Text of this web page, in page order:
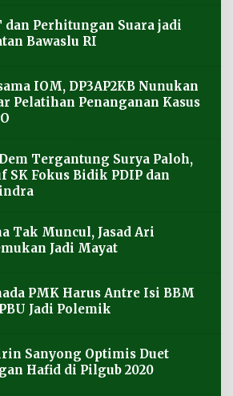
dan Perhitungan Suara jadi
Bawaslu RI
IOM, DP3AP2KB Nunukan
Pelatihan Penanganan Kasus
Tergantung Surya Paloh,
SK Fokus Bidik PDIP dan
Tak Muncul, Jasad Ari
Jadi Mayat
PMK Harus Antre Isi BBM
Jadi Polemik
Sanyong Optimis Duet
Hafid di Pilgub 2020